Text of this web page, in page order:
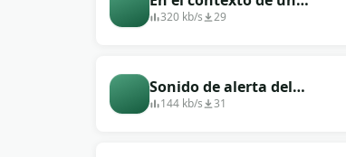
anuncio en el aeropuerto.
320 kb/s 29
Sonido de alerta del
aeropuerto (melodía)
144 kb/s 31